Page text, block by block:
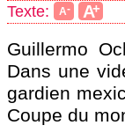
Texte: A- A+
Guillermo
Dans une
gardien
Coupe du